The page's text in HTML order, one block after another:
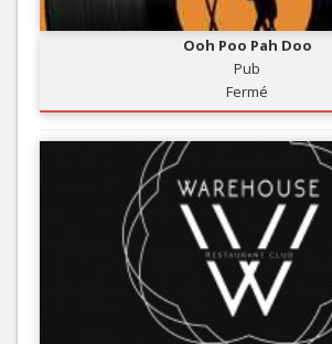
Ooh Poo Pah Doo
Pub
Fermé